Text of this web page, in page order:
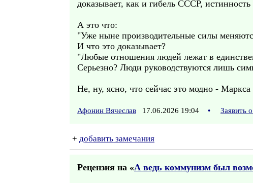
доказывает, как и гибель СССР,
А это что:
"Уже ныне производительные силы
И что это доказывает?
"Любые отношения людей лежат в
Серьезно? Люди руководствуются лишь
Не, ну, ясно, что сейчас это модно -
Афонин Вячеслав 17.06.2026 19:04 • Заявить
+ добавить замечания
Рецензия на «А ведь коммунизм был